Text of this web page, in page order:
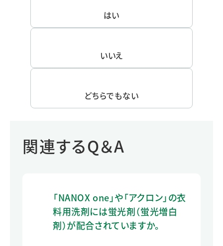
はい
いいえ
どちらでもない
関連するQ＆A
「NANOX one」や「アクロン」の衣
料用洗剤には蛍光剤（蛍光増白
剤）が配合されていますか。